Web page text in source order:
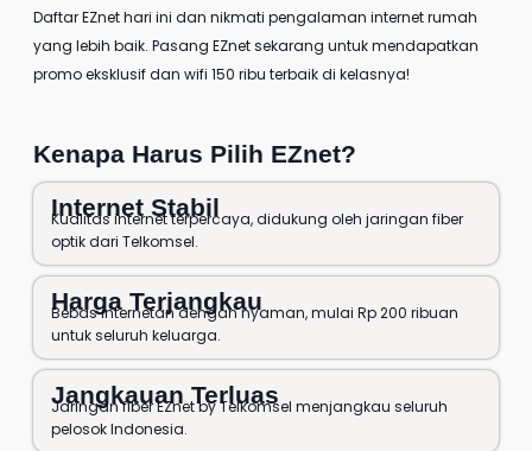
Daftar EZnethari ini dan nikmati pengalaman internet rumah
yang lebih baik. Pasang EZnetsekarang untuk mendapatkan
promo eksklusif dan wifi 150 ribu terbaik di kelasnya!
Kenapa Harus Pilih EZnet?
Internet Stabil
Kualitas internet terpercaya, didukung oleh jaringan fiber
optik dari Telkomsel.
Harga Terjangkau
Bebas internetan dengan nyaman, mulai Rp 200 ribuan
untuk seluruh keluarga.
Jangkauan Terluas
Jaringan fiber EZnet by Telkomsel menjangkau seluruh
pelosok Indonesia.